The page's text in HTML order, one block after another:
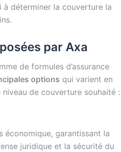
à déterminer la couverture la
par Axa
de formules d’assurance
options qui varient en
de couverture souhaité :
économique, garantissant la
juridique et la sécurité du